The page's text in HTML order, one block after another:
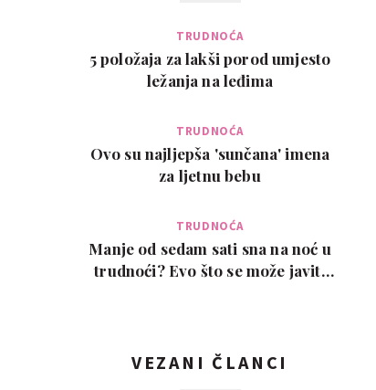
TRUDNOĆA
5 položaja za lakši porod umjesto
ležanja na leđima
TRUDNOĆA
Ovo su najljepša 'sunčana' imena
za ljetnu bebu
TRUDNOĆA
Manje od sedam sati sna na noć u
trudnoći? Evo što se može javiti
VEZANI ČLANCI